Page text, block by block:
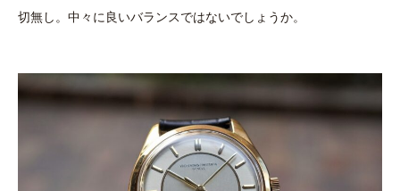
切無し。中々に良いバランスではないでしょうか。